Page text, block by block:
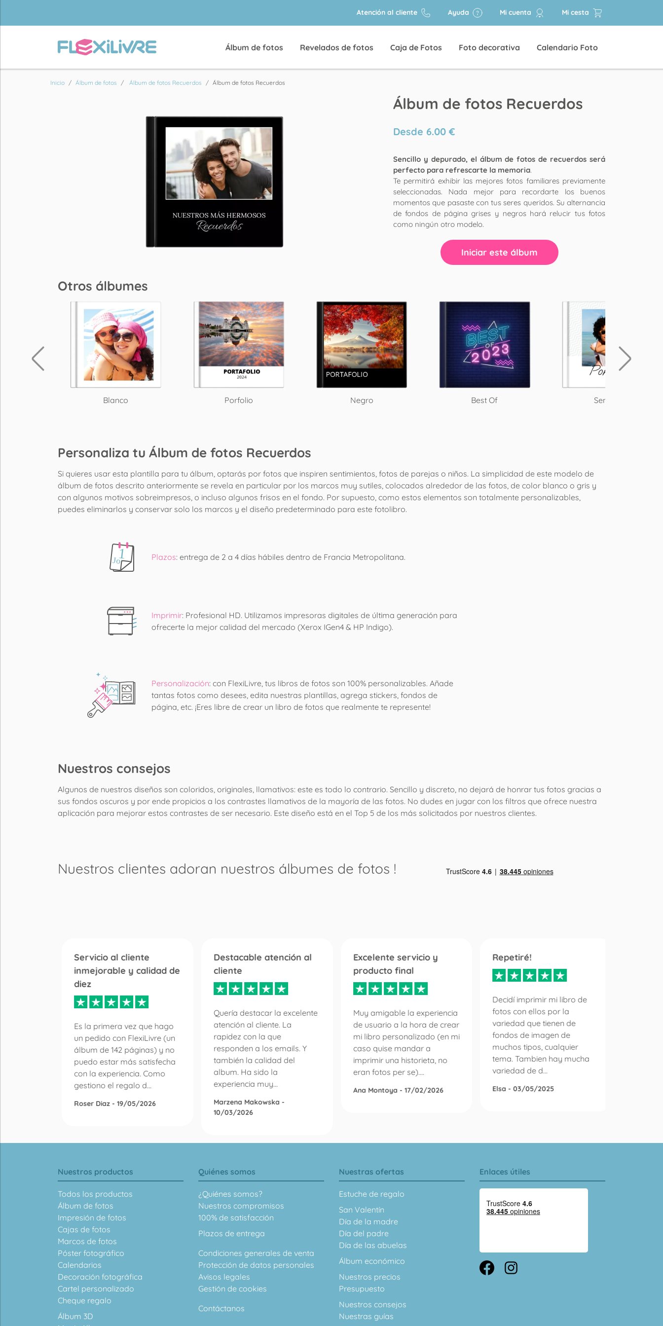
Atención al cliente Ayuda Mi cuenta Mi cesta
Álbum de fotos Revelados de fotos Caja de Fotos Foto decorativa Calendario Foto
Inicio Álbum de fotos Álbum de fotos Recuerdos Álbum de fotos Recuerdos
Álbum de fotos Recuerdos
Desde 6.00 €
Sencillo y depurado, el álbum de fotos de recuerdos será
perfecto para refrescarte la memoria.
Te permitirá exhibir las mejores fotos familiares previamente
seleccionadas. Nada mejor para recordarte los buenos
momentos que pasaste con tus seres queridos. Su alternancia
de fondos de página grises y negros hará relucir tus fotos
como ningún otro modelo.
Iniciar este álbum
Otros álbumes
Blanco Porfolio Negro Best Of Sencillo
Personaliza tu Álbum de fotos Recuerdos
Si quieres usar esta plantilla para tu álbum, optarás por fotos que inspiren sentimientos, fotos de parejas o niños. La simplicidad de este modelo de
álbum de fotos descrito anteriormente se revela en particular por los marcos muy sutiles, colocados alrededor de las fotos, de color blanco o gris y
con algunos motivos sobreimpresos, o incluso algunos frisos en el fondo. Por supuesto, como estos elementos son totalmente personalizables,
puedes eliminarlos y conservar solo los marcos y el diseño predeterminado para este fotolibro.
Plazos: entrega de 2 a 4 días hábiles dentro de Francia Metropolitana.
Imprimir: Profesional HD. Utilizamos impresoras digitales de última generación para
ofrecerte la mejor calidad del mercado (Xerox IGen4 & HP Indigo).
Personalización: con FlexiLivre, tus libros de fotos son 100% personalizables. Añade
tantas fotos como desees, edita nuestras plantillas, agrega stickers, fondos de
página, etc. ¡Eres libre de crear un libro de fotos que realmente te represente!
Nuestros consejos
Algunos de nuestros diseños son coloridos, originales, llamativos: este es todo lo contrario. Sencillo y discreto, no dejará de honrar tus fotos gracias a
sus fondos oscuros y por ende propicios a los contrastes llamativos de la mayoría de las fotos. No dudes en jugar con los filtros que ofrece nuestra
aplicación para mejorar estos contrastes de ser necesario. Este diseño está en el Top 5 de los más solicitados por nuestros clientes.
Nuestros clientes adoran nuestros álbumes de fotos !
Servicio al cliente
inmejorable y calidad de
diez
Es la primera vez que hago
un pedido con FlexiLivre (un
álbum de 142 páginas) y no
puedo estar más satisfecha
con la experiencia. Como
gestiono el regalo d...
Roser Diaz - 19/05/2026
Destacable atención al
cliente
Quería destacar la excelente
atención al cliente. La
rapidez con la que
responden a los emails. Y
también la calidad del
album. Ha sido la
experiencia muy...
Marzena Makowska -
10/03/2026
Excelente servicio y
producto final
Muy amigable la experiencia
de usuario a la hora de crear
mi libro personalizado (en mi
caso quise mandar a
imprimir una historieta, no
eran fotos per se)....
Ana Montoya - 17/02/2026
Repetiré!
Decidí imprimir mi libro de
fotos con ellos por la
variedad que tienen de
fondos de imagen de
muchos tipos, cualquier
tema. Tambien hay mucha
variedad de d...
Elsa - 03/05/2025
Nuestros productos
Todos los productos
Álbum de fotos
Impresión de fotos
Cajas de fotos
Marcos de fotos
Póster fotográfico
Calendarios
Decoración fotográfica
Cartel personalizado
Cheque regalo
Álbum 3D
Quiénes somos
¿Quiénes somos?
Nuestros compromisos
100% de satisfacción
Plazos de entrega
Condiciones generales de venta
Protección de datos personales
Avisos legales
Gestión de cookies
Contáctanos
Nuestras ofertas
Estuche de regalo
San Valentín
Día de la madre
Día del padre
Día de las abuelas
Álbum económico
Nuestros precios
Presupuesto
Nuestros consejos
Nuestras guías
Enlaces útiles